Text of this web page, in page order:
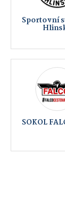
Sportovní
SOKOL